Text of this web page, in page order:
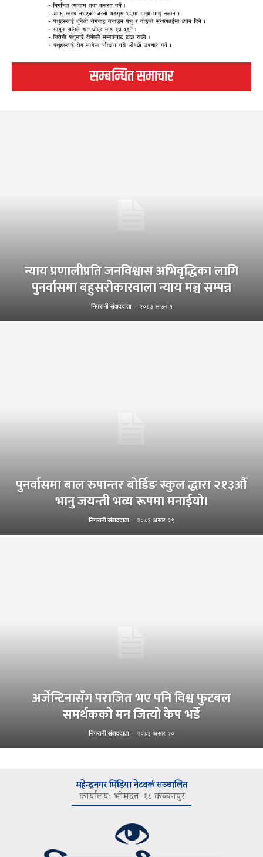
सम्बन्धित समाचार
न्याय प्रणालीप्रति जनविश्वास अभिवृद्धिका लागि
पुनर्वासमा बहुसरोकारवाला न्याय मञ्च सम्पन्न
निगरानी संवाददाता - २०८३ साउन १
पुनर्वासमा बाल रुपान्तर बोर्डिङ स्कुल द्धारा २१३औँ
भानु जयन्ती भव्य रूपमा मनाईयो।
निगरानी संवाददाता - २०८३ असार २९
अर्जेन्टिनासँग पराजित भए पनि विश्व फुटबल
समर्थकको मन जित्यो केप भर्डे
निगरानी संवाददाता - २०८३ असार २०
महेन्द्रनगर मिडिया नेटवर्क सञ्चालित
कार्यालयः भीमदत्त–१८ कञ्चनपुर